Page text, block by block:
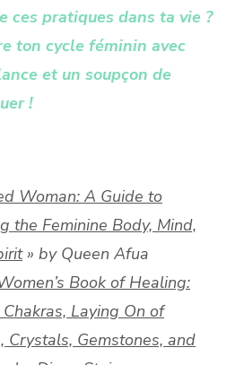
ces pratiques dans ta vie ?
ton cycle féminin avec
et un soupçon de
!
Woman: A Guide to
the Feminine Body, Mind,
» by Queen Afua
Book of Healing:
Laying On of
Crystals, Gemstones, and